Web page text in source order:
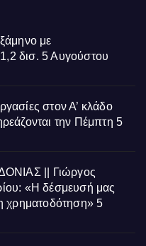
με
δισ. 5 Αυγούστου
στον Α’ κλάδο
την Πέμπτη 5
|| Γιώργος
«Η δέσμευσή μας
χρηματοδότηση» 5